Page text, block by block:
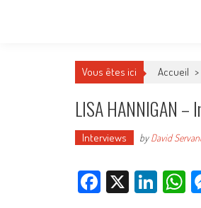
Vous êtes ici Accueil >
LISA HANNIGAN
Interviews byDavid
Facebook
X